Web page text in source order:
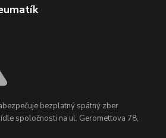
bezplatný spätný zber
spoločnosti na ul. Geromettova 78,